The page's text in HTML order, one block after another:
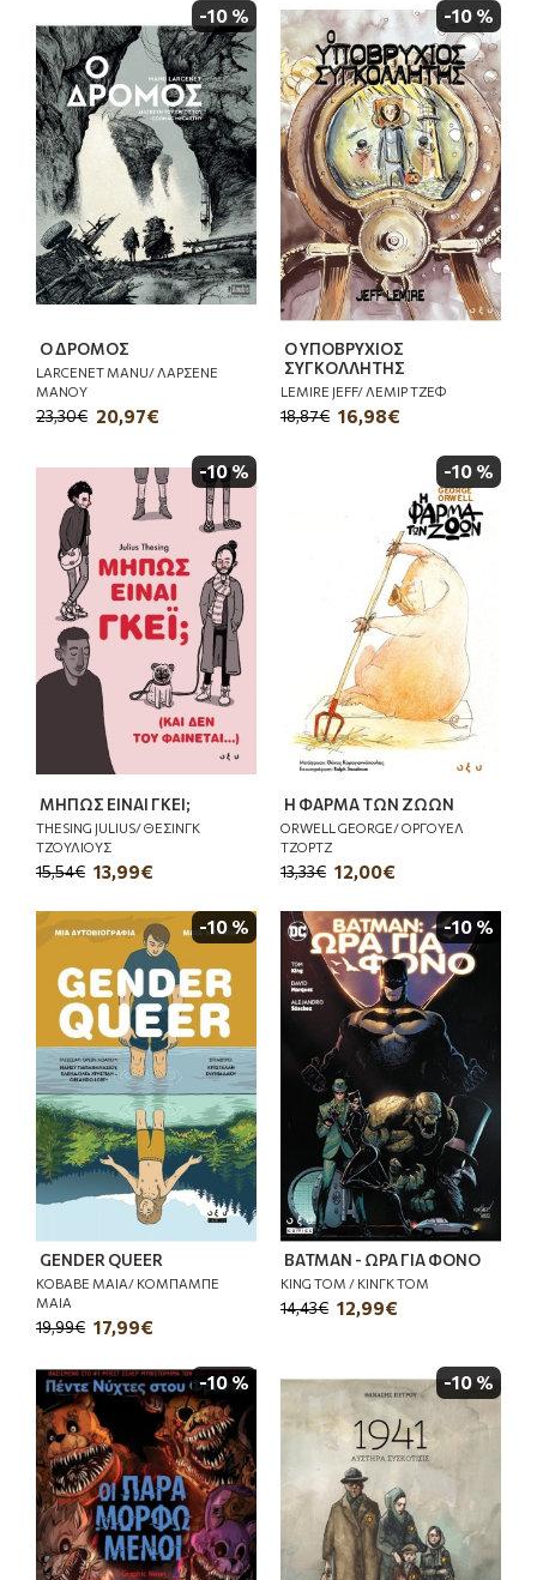
-10 %
Ο ΔΡΟΜΟΣ
LARCENET MANU/ ΛΑΡΣΕΝΕ
ΜΑΝΟΥ
20,97€
23,30€
-10 %
Ο ΥΠΟΒΡΥΧΙΟΣ
ΣΥΓΚΟΛΛΗΤΗΣ
LEMIRE JEFF/ ΛΕΜΙΡ ΤΖΕΦ
16,98€
18,87€
-10 %
ΜΗΠΩΣ ΕΙΝΑΙ ΓΚΕΙ;
THESING JULIUS/ ΘΕΣΙΝΓΚ
ΤΖΟΥΛΙΟΥΣ
13,99€
15,54€
-10 %
Η ΦΑΡΜΑ ΤΩΝ ΖΩΩΝ
ORWELL GEORGE/ ΟΡΓΟΥΕΛ
ΤΖΟΡΤΖ
12,00€
13,33€
-10 %
GENDER QUEER
KOBABE MAIA/ ΚΟΜΠΑΜΠΕ
ΜΑΙΑ
17,99€
19,99€
-10 %
BATMAN - ΩΡΑ ΓΙΑ ΦΟΝΟ
KING TOM / ΚΙΝΓΚ ΤΟΜ
12,99€
14,43€
-10 % -10 %